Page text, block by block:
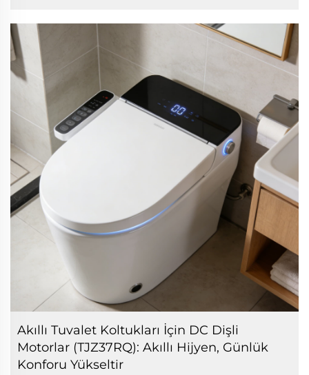
Akıllı Tuvalet Koltukları İçin DC Dişli
Motorlar (TJZ37RQ): Akıllı Hijyen, Günlük
Konforu Yükseltir